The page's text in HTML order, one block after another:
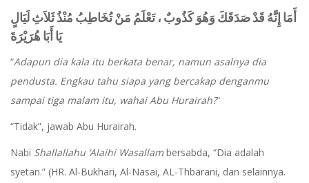
أَمَا إِنَّهُ قَدْ صَدَقَكَ وَهُوَ كَذُوبٌ ، تَعْلَمُ مَنْ تُخَاطِبُ مُنْذُ ثَلاَثِ لَيَالٍ
يَا أَبَا هُرَيْرَةَ
“Adapun dia kala itu berkata benar, namun asalnya dia
pendusta. Engkau tahu siapa yang bercakap denganmu
sampai tiga malam itu, wahai Abu Hurairah?”
“Tidak”, jawab Abu Hurairah.
Nabi Shallallahu ‘Alaihi Wasallam bersabda, “Dia adalah
syetan.” (HR. Al-Bukhari, Al-Nasai, AL-Thbarani, dan selainnya.